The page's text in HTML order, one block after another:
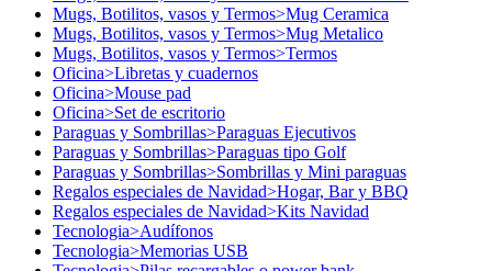
Mugs, Botilitos, vasos y Termos>Mug Ceramica
Mugs, Botilitos, vasos y Termos>Mug Metalico
Mugs, Botilitos, vasos y Termos>Termos
Oficina>Libretas y cuadernos
Oficina>Mouse pad
Oficina>Set de escritorio
Paraguas y Sombrillas>Paraguas Ejecutivos
Paraguas y Sombrillas>Paraguas tipo Golf
Paraguas y Sombrillas>Sombrillas y Mini paraguas
Regalos especiales de Navidad>Hogar, Bar y BBQ
Regalos especiales de Navidad>Kits Navidad
Tecnologia>Audífonos
Tecnologia>Memorias USB